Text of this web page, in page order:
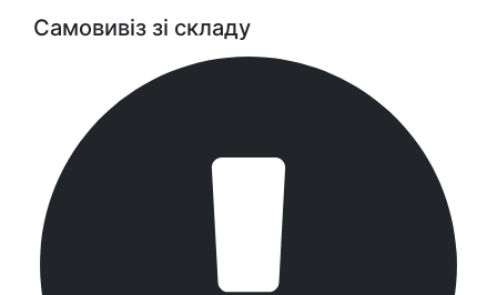
Самовивіз зі складу